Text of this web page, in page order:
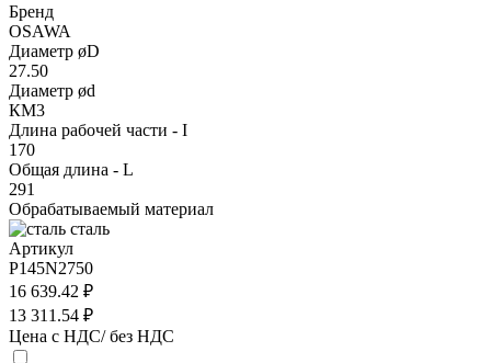
Бренд
OSAWA
Диаметр øD
27.50
Диаметр ød
КМ3
Длина рабочей части - I
170
Общая длина - L
291
Обрабатываемый материал
сталь
Артикул
P145N2750
16 639.42 ₽
13 311.54 ₽
Цена с НДС/ без НДС